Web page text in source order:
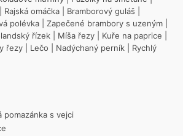
Rajská omáčka Bramborový guláš
polévka Zapečené brambory s uzeným
řízek Míša řezy Kuře na paprice
řezy Lečo Nadýchaný perník
Rychlý
pomazánka s vejci